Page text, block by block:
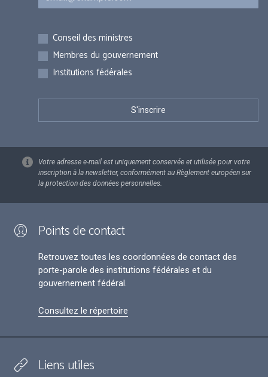
Inscriptions
Conseil des ministres
Membres du gouvernement
Institutions fédérales
Votre adresse e-mail est uniquement conservée et utilisée pour votre
inscription à la newsletter, conformément au Règlement européen sur
la protection des données personnelles.
Points de contact
Retrouvez toutes les coordonnées de contact des
porte-parole des institutions fédérales et du
gouvernement fédéral.
Consultez le répertoire
Liens utiles